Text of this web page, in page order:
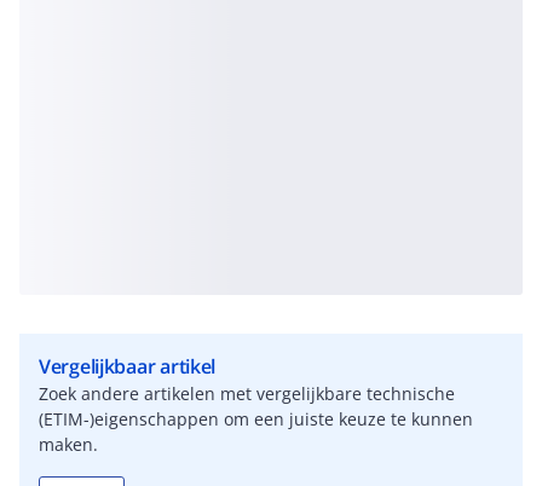
Vergelijkbaar artikel
Zoek andere artikelen met vergelijkbare technische
(ETIM-)eigenschappen om een juiste keuze te kunnen
maken.